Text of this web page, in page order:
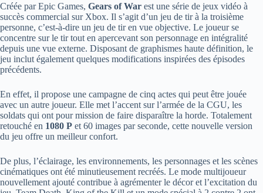
Créée par Epic Games, Gears of War est une série de jeux vidéo à
succès commercial sur Xbox. Il s’agit d’un jeu de tir à la troisième
personne, c’est-à-dire un jeu de tir en vue objective. Le joueur se
concentre sur le tir tout en apercevant son personnage en intégralité
depuis une vue externe. Disposant de graphismes haute définition, le
jeu inclut également quelques modifications inspirées des épisodes
précédents.
En effet, il propose une campagne de cinq actes qui peut être jouée
avec un autre joueur. Elle met l’accent sur l’armée de la CGU, les
soldats qui ont pour mission de faire disparaître la horde. Totalement
retouché en 1080 P et 60 images par seconde, cette nouvelle version
du jeu offre un meilleur confort.
De plus, l’éclairage, les environnements, les personnages et les scènes
cinématiques ont été minutieusement recréés. Le mode multijoueur
nouvellement ajouté contribue à agrémenter le décor et l’excitation du